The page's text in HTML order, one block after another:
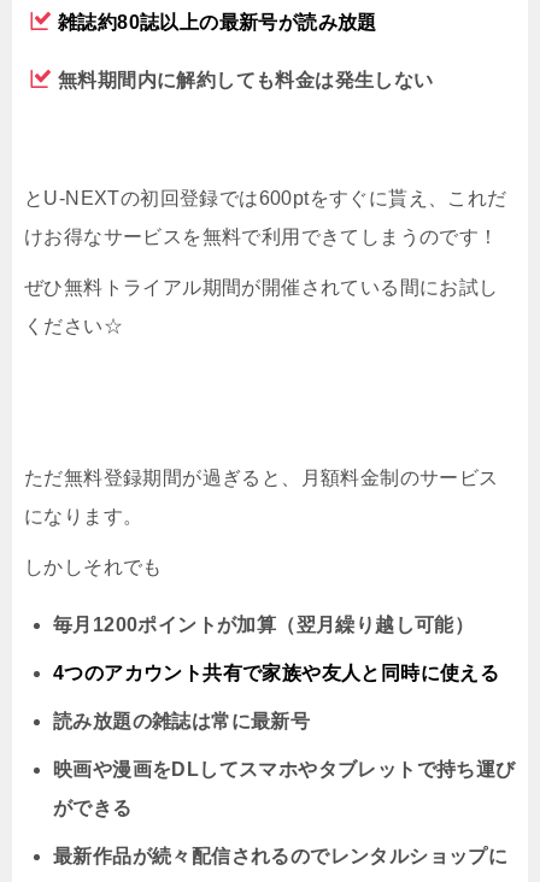
雑誌約80誌以上の最新号が読み放題
無料期間内に解約しても料金は発生しない
とU-NEXTの初回登録では600ptをすぐに貰え、これだ
けお得なサービスを無料で利用できてしまうのです！
ぜひ無料トライアル期間が開催されている間にお試し
ください☆
ただ無料登録期間が過ぎると、月額料金制のサービス
になります。
しかしそれでも
毎月1200ポイントが加算（翌月繰り越し可能）
4つのアカウント共有で家族や友人と同時に使える
読み放題の雑誌は常に最新号
映画や漫画をDLしてスマホやタブレットで持ち運び
ができる
最新作品が続々配信されるのでレンタルショップに